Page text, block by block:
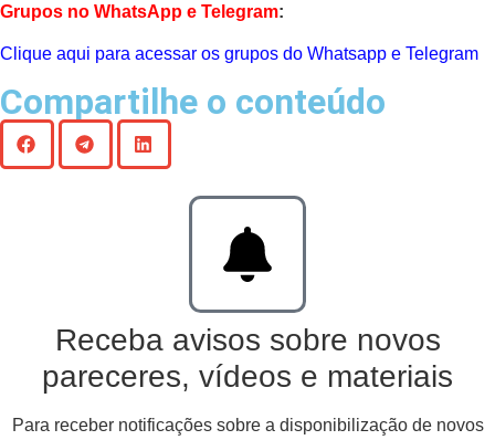
Grupos no WhatsApp e Telegram:
Clique aqui para acessar os grupos do Whatsapp e Telegram
Compartilhe o conteúdo
Receba avisos sobre novos
pareceres, vídeos e materiais
Para receber notificações sobre a disponibilização de novos